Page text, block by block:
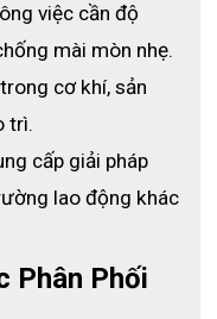
một lần 9300
việc cần độ
mài mòn nhẹ.
cơ khí, sản
trì.
cấp giải pháp
lao động khác
Phân Phối